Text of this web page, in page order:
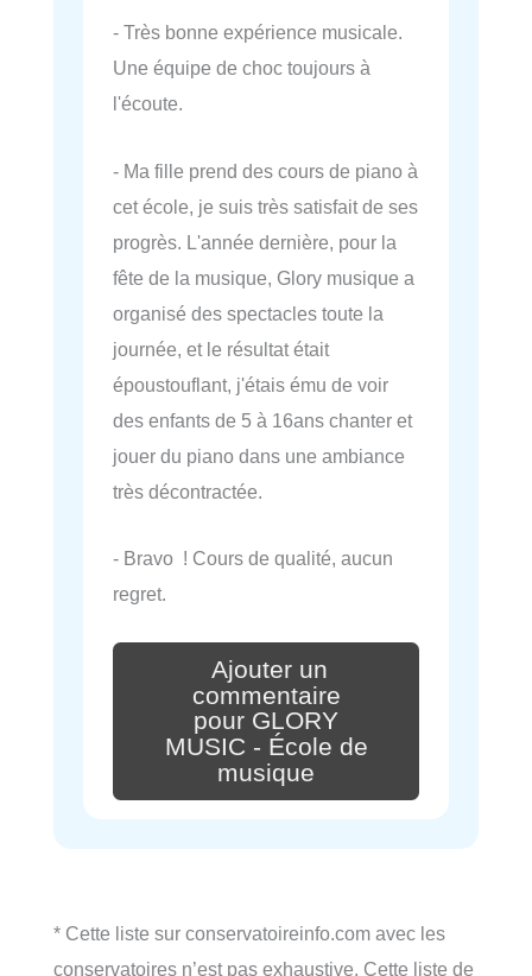
- Très bonne expérience musicale.
Une équipe de choc toujours à
l'écoute.
- Ma fille prend des cours de piano à
cet école, je suis très satisfait de ses
progrès. L'année dernière, pour la
fête de la musique, Glory musique a
organisé des spectacles toute la
journée, et le résultat était
époustouflant, j'étais ému de voir
des enfants de 5 à 16ans chanter et
jouer du piano dans une ambiance
très décontractée.
- Bravo ! Cours de qualité, aucun
regret.
Ajouter un
commentaire
pour GLORY
MUSIC - École de
musique
* Cette liste sur conservatoireinfo.com avec les
conservatoires n’est pas exhaustive. Cette liste de